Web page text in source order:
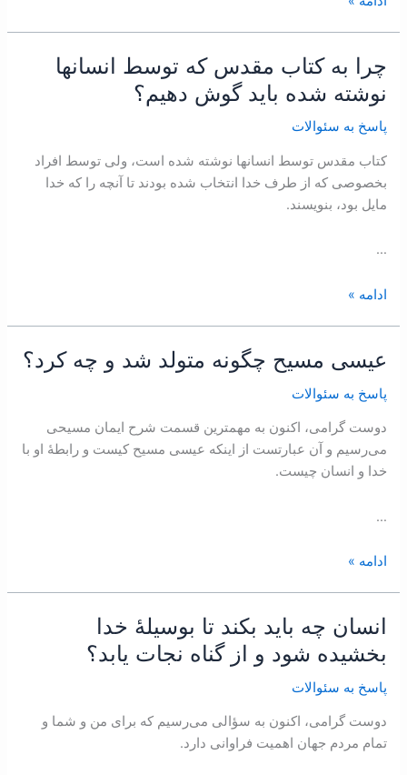
چرا به کتاب ‌مقدس که توسط انسانها
نوشته شده باید گوش دهیم؟
پاسخ به سئوالات
کتاب ‌مقدس توسط انسانها نوشته شده است، ولی توسط افراد
بخصوصی که از طرف خدا انتخاب شده بودند تا آنچه را که خدا
مایل بود، بنویسند.
…
چرا
کتاب
‌مقدس
توسط
انسانها
نوشته
باید
دهیم؟
ادامه »
عیسی مسیح چگونه متولد شد و چه کرد؟
پاسخ به سئوالات
دوست گرامی، اکنون به مهمترین قسمت شرح ایمان مسیحی
می‌رسیم و آن عبارتست از اینکه عیسی مسیح کیست و رابطۀ او با
خدا و انسان چیست.
…
عیسی
چگونه
متولد
و
ادامه »
انسان چه باید بکند تا بوسیلۀ خدا
بخشیده شود و از گناه نجات یابد؟
پاسخ به سئوالات
دوست گرامی، اکنون به سؤالی می‌رسیم که برای من و شما و
تمام مردم جهان اهمیت فراوانی دارد.
انسان
باید
بکند
بوسیلۀ
خدا